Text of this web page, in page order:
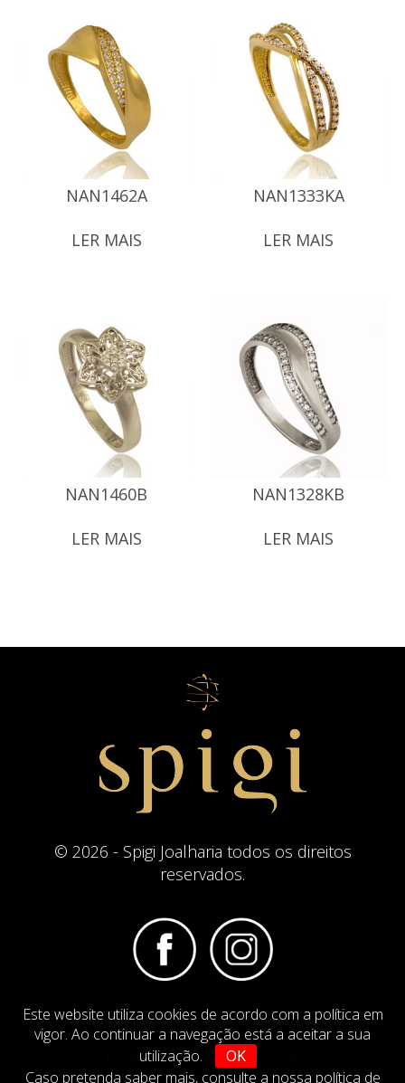
Este website utiliza cookies de acordo com a política em
vigor. Ao continuar a navegação está a aceitar a sua
utilização.
OK
Caso pretenda saber mais, consulte a nossa política de
NAN1462A
LER MAIS
NAN1333KA
LER MAIS
NAN1460B
LER MAIS
NAN1328KB
LER MAIS
© 2026 - Spigi Joalharia todos os direitos
reservados.
Termos e Condições Website Politica de Cookies
DESIGN BYIMAGINEVIRTUAL.COM